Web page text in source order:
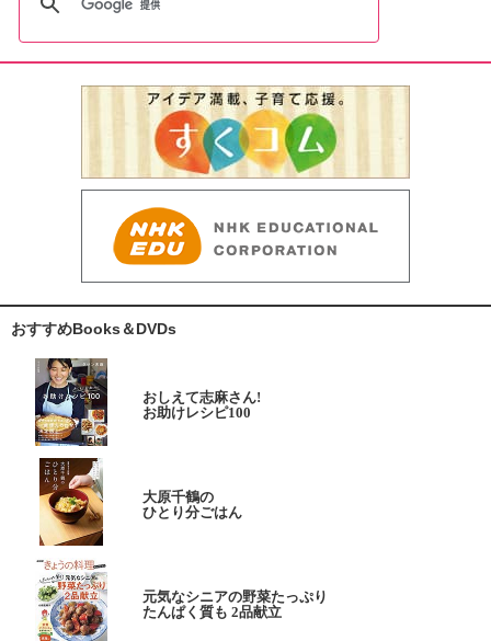
おすすめBooks＆DVDs
おしえて志麻さん!
お助けレシピ100
大原千鶴の
ひとり分ごはん
元気なシニアの野菜たっぷり
たんぱく質も 2品献立